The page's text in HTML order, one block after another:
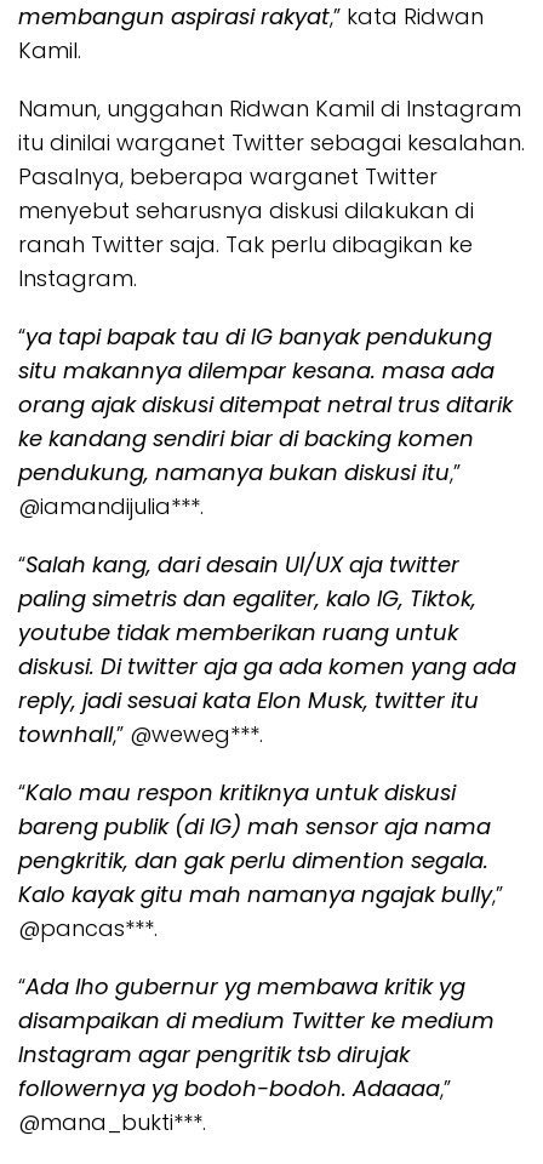
membangun aspirasi rakyat,” kata Ridwan
Kamil.
Namun, unggahan Ridwan Kamil di Instagram
itu dinilai warganet Twitter sebagai kesalahan.
Pasalnya, beberapa warganet Twitter
menyebut seharusnya diskusi dilakukan di
ranah Twitter saja. Tak perlu dibagikan ke
Instagram.
“ya tapi bapak tau di IG banyak pendukung
situ makannya dilempar kesana. masa ada
orang ajak diskusi ditempat netral trus ditarik
ke kandang sendiri biar di backing komen
pendukung, namanya bukan diskusi itu,”
@iamandijulia***.
“Salah kang, dari desain UI/UX aja twitter
paling simetris dan egaliter, kalo IG, Tiktok,
youtube tidak memberikan ruang untuk
diskusi. Di twitter aja ga ada komen yang ada
reply, jadi sesuai kata Elon Musk, twitter itu
townhall,” @weweg***.
“Kalo mau respon kritiknya untuk diskusi
bareng publik (di IG) mah sensor aja nama
pengkritik, dan gak perlu dimention segala.
Kalo kayak gitu mah namanya ngajak bully,”
@pancas***.
“Ada lho gubernur yg membawa kritik yg
disampaikan di medium Twitter ke medium
Instagram agar pengritik tsb dirujak
followernya yg bodoh-bodoh. Adaaaa,”
@mana_bukti***.